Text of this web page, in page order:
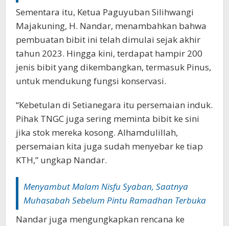
Sementara itu, Ketua Paguyuban Silihwangi
Majakuning, H. Nandar, menambahkan bahwa
pembuatan bibit ini telah dimulai sejak akhir
tahun 2023. Hingga kini, terdapat hampir 200
jenis bibit yang dikembangkan, termasuk Pinus,
untuk mendukung fungsi konservasi.‎‎
“Kebetulan di Setianegara itu persemaian induk.
Pihak TNGC juga sering meminta bibit ke sini
jika stok mereka kosong. Alhamdulillah,
persemaian kita juga sudah menyebar ke tiap
KTH,” ungkap Nandar.‎‎
Menyambut Malam Nisfu Syaban, Saatnya
Muhasabah Sebelum Pintu Ramadhan Terbuka
Nandar juga mengungkapkan rencana ke